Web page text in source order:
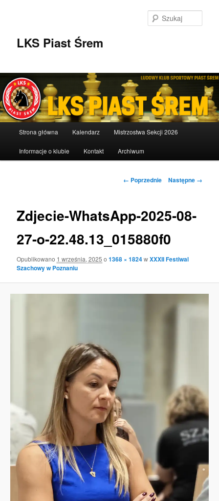
LKS Piast Śrem
Strona główna Kalendarz Mistrzostwa Sekcji 2026
Informacje o klubie Kontakt Archiwum
Nawigacja
← Poprzednie Następne →
Zdjecie-WhatsApp-2025-08-
27-o-22.48.13_015880f0
Opublikowano 1 września, 2025 o1368 × 1824wXXXII Festiwal
Szachowy w Poznaniu